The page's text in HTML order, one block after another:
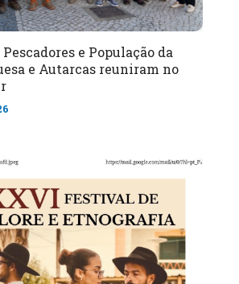
e População da
e Autarcas reuniram no